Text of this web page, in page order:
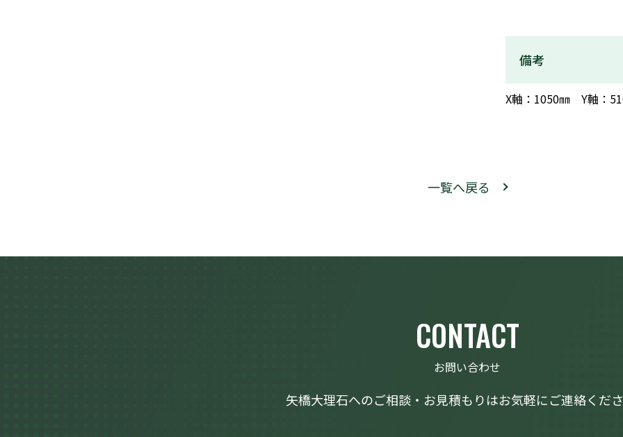
備考
X軸：1050㎜ Y軸：
一覧へ戻る
CONTACT
お問い合わせ
矢橋大理石へのご相談・お見積もりはお気軽にご連絡くだ